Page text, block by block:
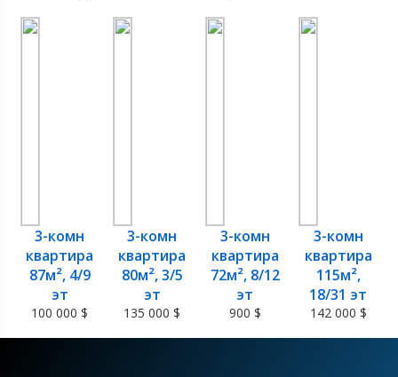
3-комн
квартира
87м², 4/9
эт
100 000 $
3-комн
квартира
80м², 3/5
эт
135 000 $
3-комн
квартира
72м², 8/12
эт
900 $
3-комн
квартира
115м²,
18/31 эт
142 000 $